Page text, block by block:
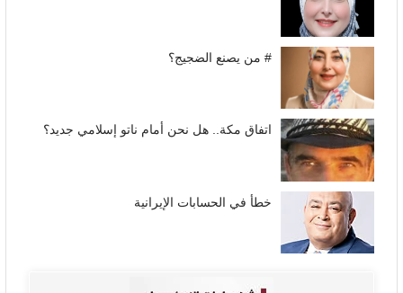
# من يصنع الضجيج؟
اتفاق مكة.. هل نحن أمام ناتو إسلامي جديد؟
خطأ في الحسابات الإيرانية